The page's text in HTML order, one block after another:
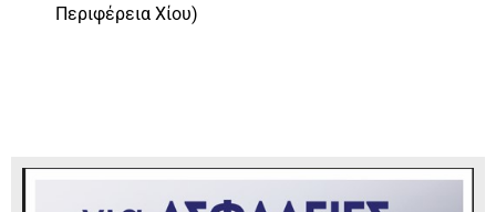
Περιφέρεια Χίου)